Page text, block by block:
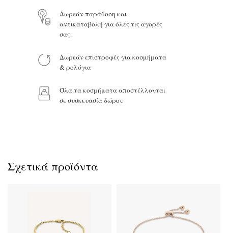
Το μήνυμά σας
Δωρεάν παράδοση και
αντικαταβολή για όλες τις αγορές
σας.
Δωρεάν επιστροφές για κοσμήματα
& ρολόγια
Όλα τα κοσμήματα αποστέλλονται
σε συσκευασία δώρου
Σχετικά προϊόντα